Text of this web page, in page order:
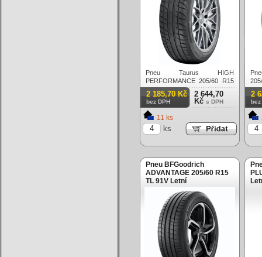
Pneu Taurus HIGH
PERFORMANCE 205/60 R15
TL 91V Letní
2 185,70 Kč
bez DPH
2 644,70
Kč s DPH
11 ks
ks
2
bez
Pneu BFGoodrich
ADVANTAGE 205/60 R15
TL 91V Letní